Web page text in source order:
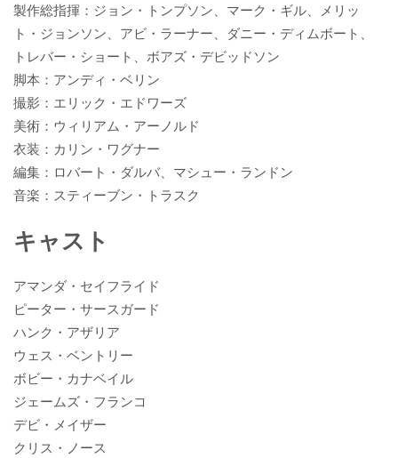
製作総指揮：ジョン・トンプソン、マーク・ギル、メリッ
ト・ジョンソン、アビ・ラーナー、ダニー・ディムボート、
トレバー・ショート、ボアズ・デビッドソン
脚本：アンディ・ベリン
撮影：エリック・エドワーズ
美術：ウィリアム・アーノルド
衣装：カリン・ワグナー
編集：ロバート・ダルバ、マシュー・ランドン
音楽：スティーブン・トラスク
キャスト
アマンダ・セイフライド
ピーター・サースガード
ハンク・アザリア
ウェス・ベントリー
ボビー・カナベイル
ジェームズ・フランコ
デビ・メイザー
クリス・ノース